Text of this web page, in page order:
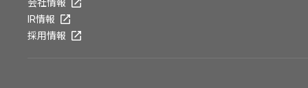
会社情報
IR情報
採用情報